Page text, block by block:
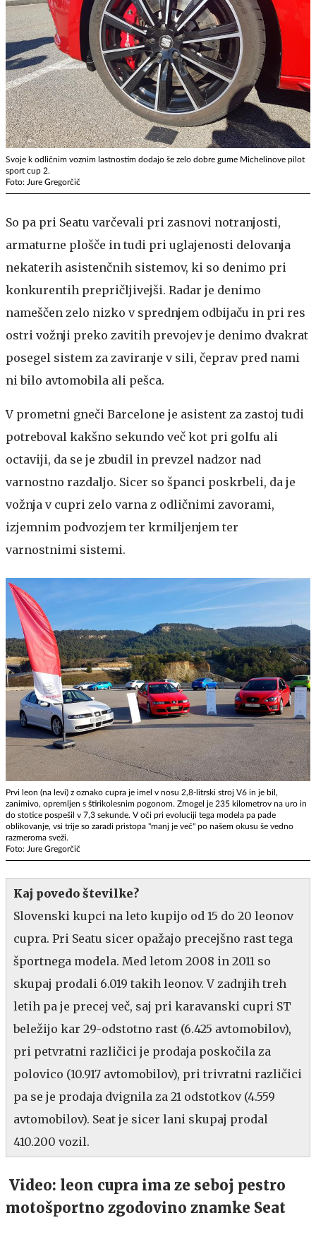
Svoje k odličnim voznim lastnostim dodajo še zelo dobre gume Michelinove pilot
sport cup 2.
Foto: Jure Gregorčič
So pa pri Seatu varčevali pri zasnovi notranjosti,
armaturne plošče in tudi pri uglajenosti delovanja
nekaterih asistenčnih sistemov, ki so denimo pri
konkurentih prepričljivejši. Radar je denimo
nameščen zelo nizko v sprednjem odbijaču in pri res
ostri vožnji preko zavitih prevojev je denimo dvakrat
posegel sistem za zaviranje v sili, čeprav pred nami
ni bilo avtomobila ali pešca.
V prometni gneči Barcelone je asistent za zastoj tudi
potreboval kakšno sekundo več kot pri golfu ali
octaviji, da se je zbudil in prevzel nadzor nad
varnostno razdaljo. Sicer so španci poskrbeli, da je
vožnja v cupri zelo varna z odličnimi zavorami,
izjemnim podvozjem ter krmiljenjem ter
varnostnimi sistemi.
Prvi leon (na levi) z oznako cupra je imel v nosu 2,8-litrski stroj V6 in je bil,
zanimivo, opremljen s štirikolesnim pogonom. Zmogel je 235 kilometrov na uro in
do stotice pospešil v 7,3 sekunde. V oči pri evoluciji tega modela pa pade
oblikovanje, vsi trije so zaradi pristopa "manj je več" po našem okusu še vedno
razmeroma sveži.
Foto: Jure Gregorčič
Kaj povedo številke?
Slovenski kupci na leto kupijo od 15 do 20 leonov
cupra. Pri Seatu sicer opažajo precejšno rast tega
športnega modela. Med letom 2008 in 2011 so
skupaj prodali 6.019 takih leonov. V zadnjih treh
letih pa je precej več, saj pri karavanski cupri ST
beležijo kar 29-odstotno rast (6.425 avtomobilov),
pri petvratni različici je prodaja poskočila za
polovico (10.917 avtomobilov), pri trivratni različici
pa se je prodaja dvignila za 21 odstotkov (4.559
avtomobilov). Seat je sicer lani skupaj prodal
410.200 vozil.
Video: leon cupra ima ze seboj pestro
motošportno zgodovino znamke Seat